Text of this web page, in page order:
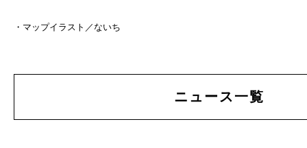
・マップイラスト／ないち
ニュース一覧